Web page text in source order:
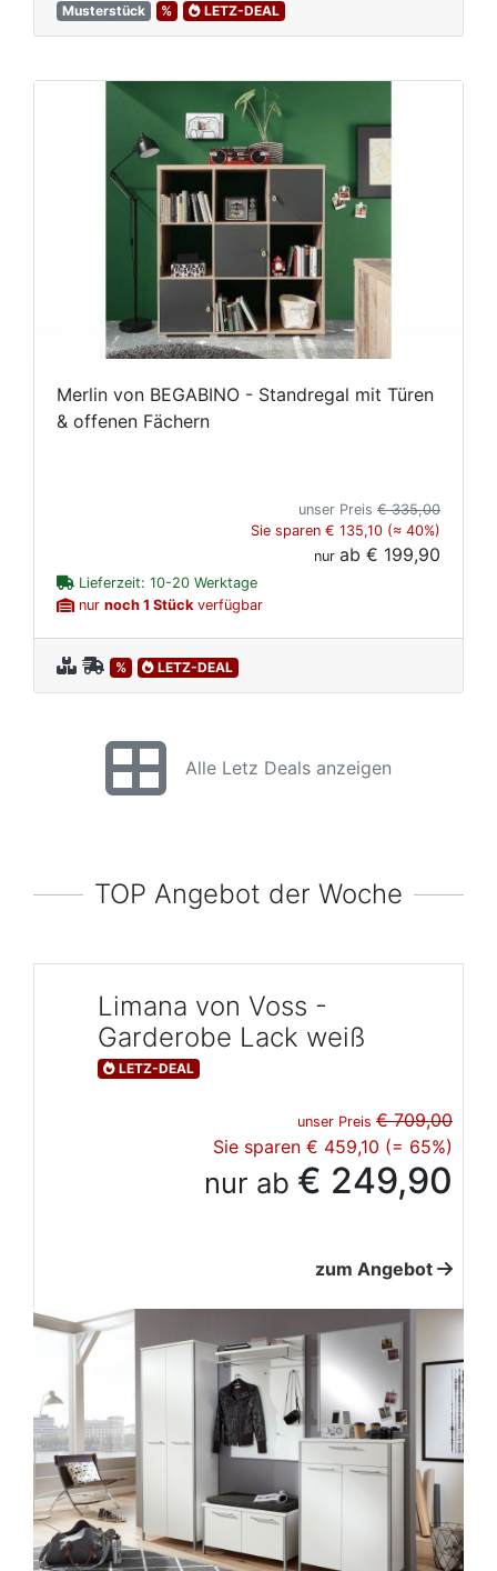
Musterstück % LETZ-DEAL
Merlin von BEGABINO - Standregal mit Türen
& offenen Fächern
unser Preis € 335,00
Sie sparen € 135,10 (≈ 40%)
nur ab € 199,90
Lieferzeit: 10-20 Werktage
nur noch 1 Stück verfügbar
% LETZ-DEAL
Alle Letz Deals anzeigen
TOP Angebot der Woche
Limana von Voss -
Garderobe Lack weiß
LETZ-DEAL
unser Preis € 709,00
Sie sparen € 459,10 (= 65%)
nur ab € 249,90
zum Angebot